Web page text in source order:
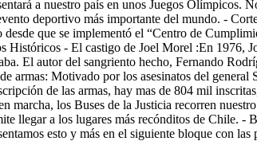
a nuestro país en unos Juegos
deportivo más importante del mundo. -
que se implementó el “Centro de
- El castigo de Joel Morel :En 1976,
El autor del sangriento hecho, Fernando
armas: Motivado por los asesinatos del
de las armas, hay mas de 804 mil
los Buses de la Justicia recorren
llegar a los lugares más recónditos de Chile.
esto y más en el siguiente bloque con